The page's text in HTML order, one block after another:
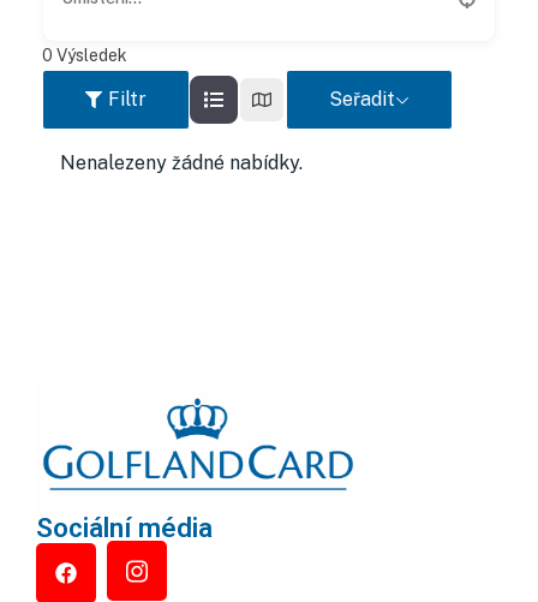
0 Výsledek
Filtr Seřadit
Nenalezeny žádné nabídky.
Sociální média